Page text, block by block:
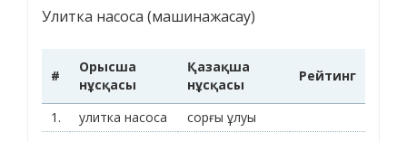
Улитка насоса (машинажасау)
#
Орысша
нұсқасы
Қазақша
нұсқасы
Рейтинг
1. улитка насоса сорғы ұлуы